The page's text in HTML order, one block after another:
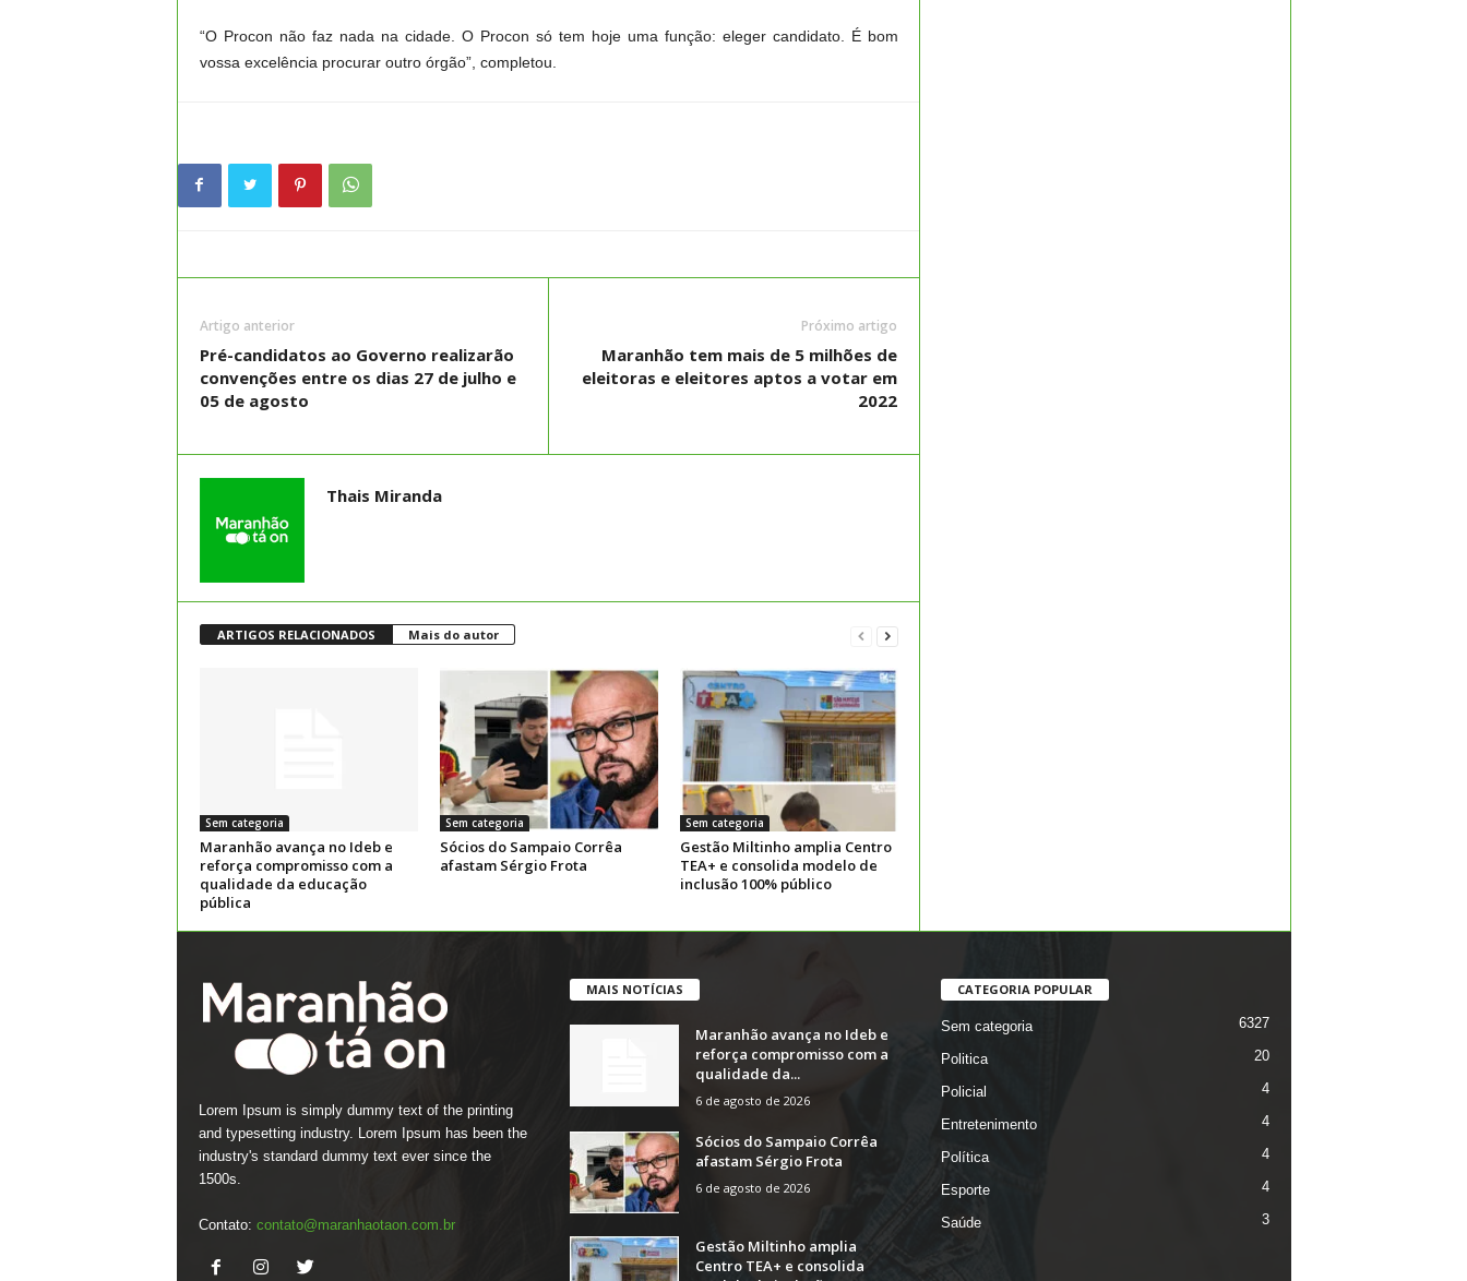
“O Procon não faz nada na cidade. O Procon só tem hoje uma função: eleger candidato. É bom
vossa excelência procurar outro órgão”, completou.
Artigo anterior
Pré-candidatos ao Governo realizarão
convenções entre os dias 27 de julho e
05 de agosto
Próximo artigo
Maranhão tem mais de 5 milhões de
eleitoras e eleitores aptos a votar em
2022
Thais Miranda
ARTIGOS RELACIONADOS Mais do autor
Sem categoria
Maranhão avança no Ideb e
reforça compromisso com a
qualidade da educação
pública
Sem categoria
Sócios do Sampaio Corrêa
afastam Sérgio Frota
Sem categoria
Gestão Miltinho amplia Centro
TEA+ e consolida modelo de
inclusão 100% público
Lorem Ipsum is simply dummy text of the printing
and typesetting industry. Lorem Ipsum has been the
industry's standard dummy text ever since the
1500s.
Contato: contato@maranhaotaon.com.br
MAIS NOTÍCIAS
Maranhão avança no Ideb e
reforça compromisso com a
qualidade da...
6 de agosto de 2026
Sócios do Sampaio Corrêa
afastam Sérgio Frota
6 de agosto de 2026
Gestão Miltinho amplia
Centro TEA+ e consolida
CATEGORIA POPULAR
Sem categoria 6327
Politica 20
Policial 4
Entretenimento 4
Política 4
Esporte 4
Saúde 3